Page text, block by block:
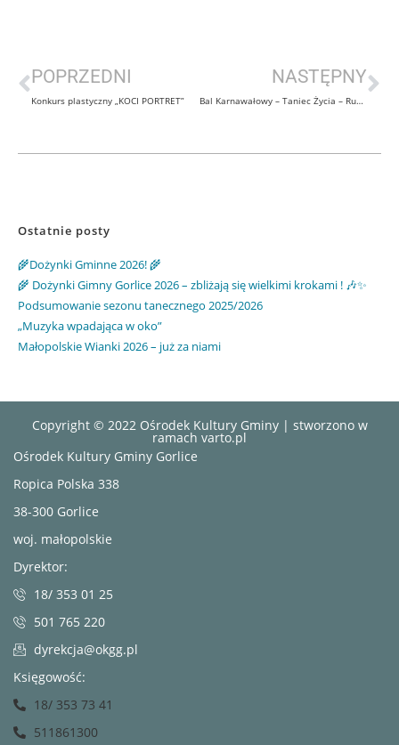
POPRZEDNI
Konkurs plastyczny „KOCI PORTRET”
NASTĘPNY
Bal Karnawałowy – Taniec Życia – Ruch, Zdrowie, Radość
Ostatnie posty
🌾Dożynki Gminne 2026! 🌾
🌾 Dożynki Gimny Gorlice 2026 – zbliżają się wielkimi krokami ! 🎶✨
Podsumowanie sezonu tanecznego 2025/2026
„Muzyka wpadająca w oko”
Małopolskie Wianki 2026 – już za niami
Copyright © 2022 Ośrodek Kultury Gminy | stworzono w
ramach varto.pl
Ośrodek Kultury Gminy Gorlice
Ropica Polska 338
38-300 Gorlice
woj. małopolskie
Dyrektor:
18/ 353 01 25
501 765 220
dyrekcja@okgg.pl
Księgowość:
18/ 353 73 41
511861300